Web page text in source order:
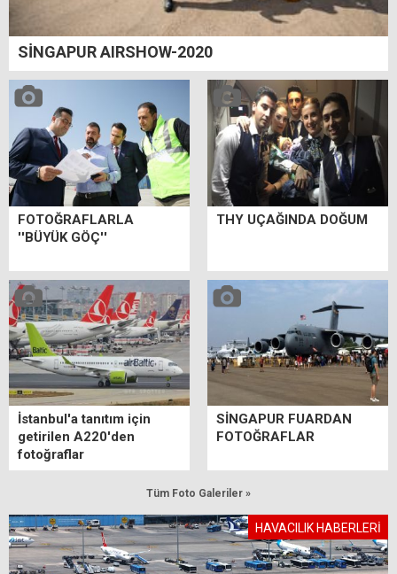
SİNGAPUR AIRSHOW-2020
FOTOĞRAFLARLA
''BÜYÜK GÖÇ''
THY UÇAĞINDA DOĞUM
İstanbul'a tanıtım için
getirilen A220'den
fotoğraflar
SİNGAPUR FUARDAN
FOTOĞRAFLAR
Tüm Foto Galeriler »
HAVACILIK HABERLERİ